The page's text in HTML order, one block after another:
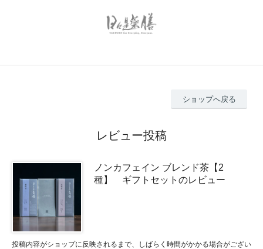
ショップへ戻る
レビュー投稿
ノンカフェイン ブレンド茶【2
種】 ギフトセットのレビュー
投稿内容がショップに反映されるまで、しばらく時間がかかる場合がござい